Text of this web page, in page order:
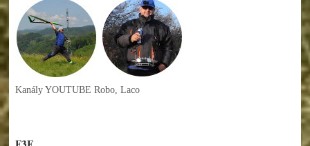
Kanály YOUTUBE Robo, Laco